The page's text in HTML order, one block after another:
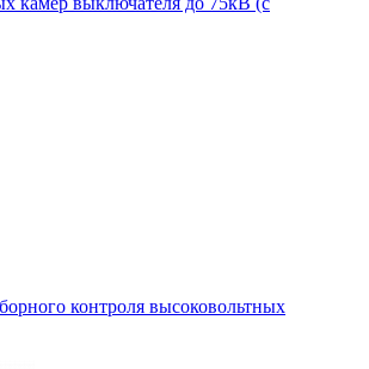
контроля высоковольтных